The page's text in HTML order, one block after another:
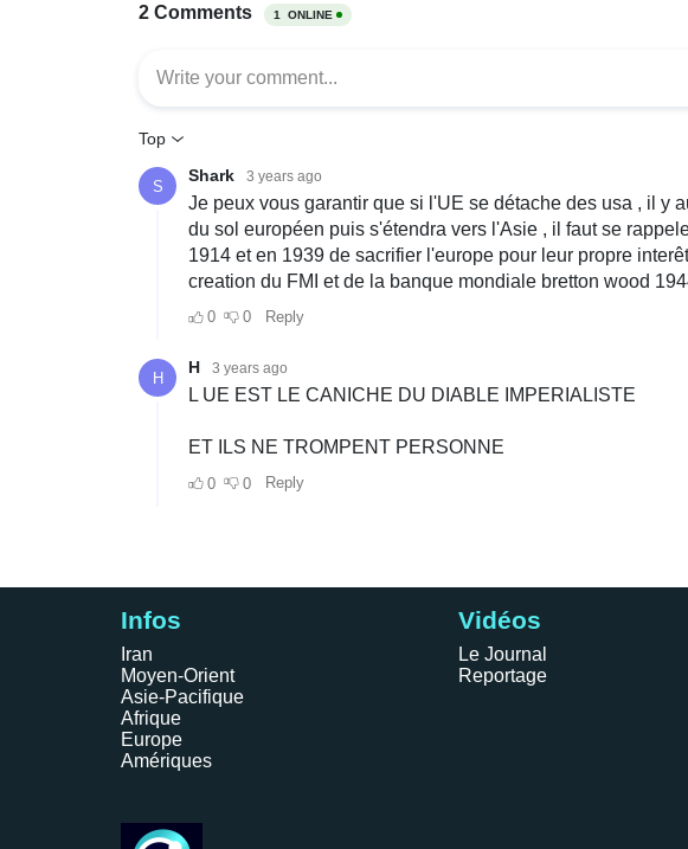
Infos
Iran
Moyen-Orient
Asie-Pacifique
Afrique
Europe
Amériques
Vidéos
Le Journal
Reportage